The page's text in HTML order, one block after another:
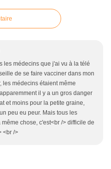
les médecins que j'ai vu à la télé
de se faire vacciner dans mon
les médecins étaient même
il y a un gros danger
et moins pour la petite graine,
peu eu peur. Mais tous les
chose, c'est<br /> difficile de
<br />